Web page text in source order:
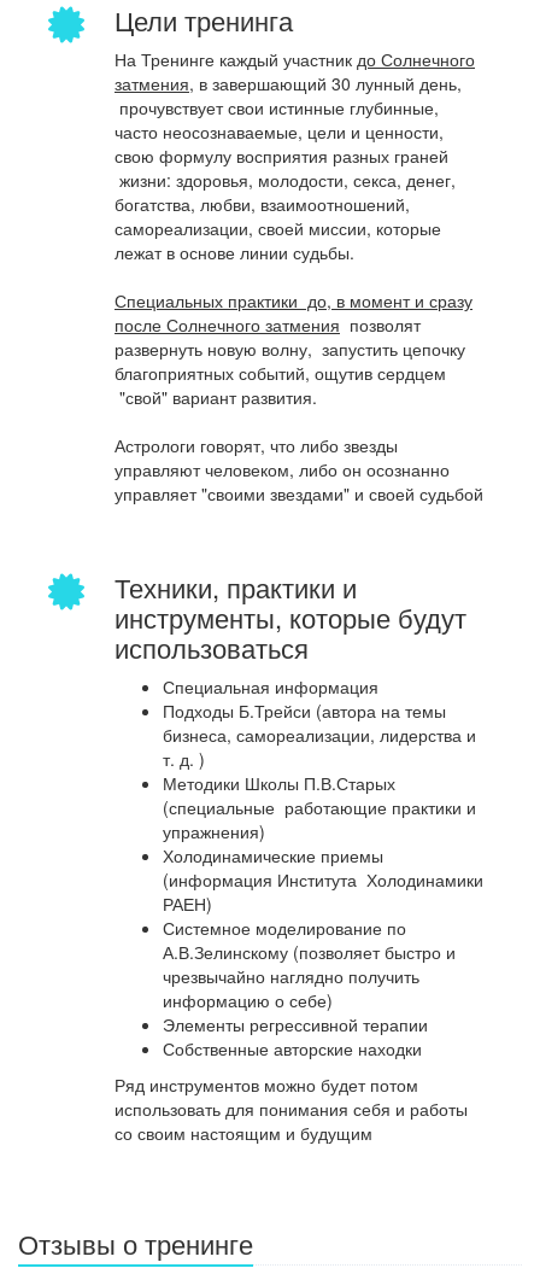
Цели тренинга
На Тренинге каждый участник до Солнечного
затмения, в завершающий 30 лунный день,
прочувствует свои истинные глубинные,
часто неосознаваемые, цели и ценности,
свою формулу восприятия разных граней
жизни: здоровья, молодости, секса, денег,
богатства, любви, взаимоотношений,
самореализации, своей миссии, которые
лежат в основе линии судьбы.
Специальных практики до, в момент и сразу
после Солнечного затмения позволят
развернуть новую волну, запустить цепочку
благоприятных событий, ощутив сердцем
"свой" вариант развития.
Астрологи говорят, что либо звезды
управляют человеком, либо он осознанно
управляет "своими звездами" и своей судьбой
Техники, практики и
инструменты, которые будут
использоваться
Специальная информация
Подходы Б.Трейси (автора на темы
бизнеса, самореализации, лидерства и
т. д. )
Методики Школы П.В.Старых
(специальные работающие практики и
упражнения)
Холодинамические приемы
(информация Института Холодинамики
РАЕН)
Системное моделирование по
А.В.Зелинскому (позволяет быстро и
чрезвычайно наглядно получить
информацию о себе)
Элементы регрессивной терапии
Собственные авторские находки
Ряд инструментов можно будет потом
использовать для понимания себя и работы
со своим настоящим и будущим
Отзывы о тренинге